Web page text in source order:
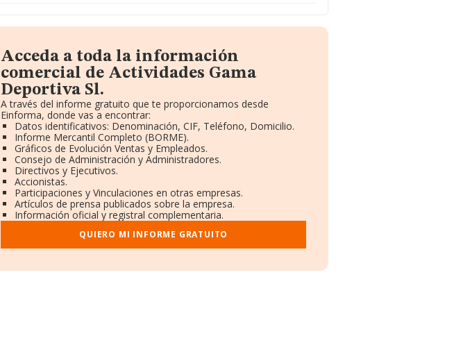
Acceda a toda la información
comercial de Actividades Gama
Deportiva Sl.
A través del informe gratuito que te proporcionamos desde
Einforma, donde vas a encontrar:
Datos identificativos: Denominación, CIF, Teléfono, Domicilio.
Informe Mercantil Completo (BORME).
Gráficos de Evolución Ventas y Empleados.
Consejo de Administración y Administradores.
Directivos y Ejecutivos.
Accionistas.
Participaciones y Vinculaciones en otras empresas.
Artículos de prensa publicados sobre la empresa.
Información oficial y registral complementaria.
QUIERO MI INFORME GRATUITO